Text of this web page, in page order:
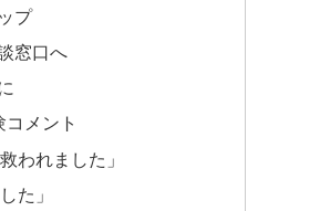
プ
窓口へ
メント
われました」
た」